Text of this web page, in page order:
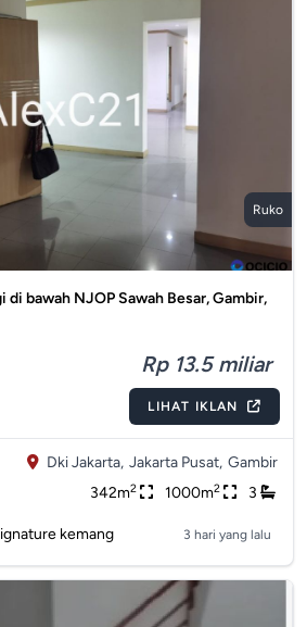
Ruko
di bawah NJOP Sawah Besar, Gambir,
Rp 13.5 miliar
LIHAT IKLAN
Dki Jakarta, Jakarta Pusat, Gambir
342m2 1000m2 3
kemang 3 hari yang lalu